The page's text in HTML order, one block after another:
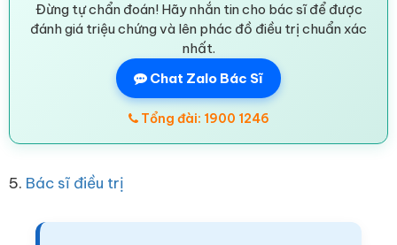
Đừng tự chẩn đoán! Hãy nhắn tin cho bác sĩ để được
đánh giá triệu chứng và lên phác đồ điều trị chuẩn xác
nhất.
Chat Zalo Bác Sĩ
Tổng đài: 1900 1246
5. Bác sĩ điều trị